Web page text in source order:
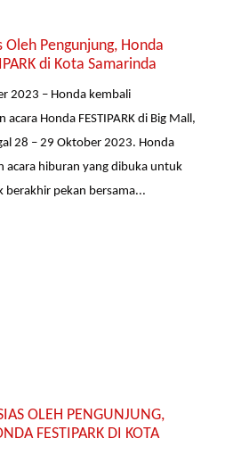
Pengunjung, Honda
di Kota Samarinda
2023 – Honda kembali
Honda FESTIPARK di Big Mall,
28 – 29 Oktober 2023. Honda
acara hiburan yang dibuka untuk
berakhir pekan bersama...
OLEH PENGUNJUNG,
FESTIPARK DI KOTA